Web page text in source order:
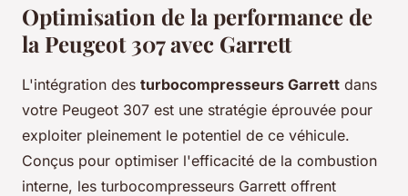
Optimisation de la performance de
la Peugeot 307 avec Garrett
L'intégration des turbocompresseurs Garrett dans
votre Peugeot 307 est une stratégie éprouvée pour
exploiter pleinement le potentiel de ce véhicule.
Conçus pour optimiser l'efficacité de la combustion
interne, les turbocompresseurs Garrett offrent